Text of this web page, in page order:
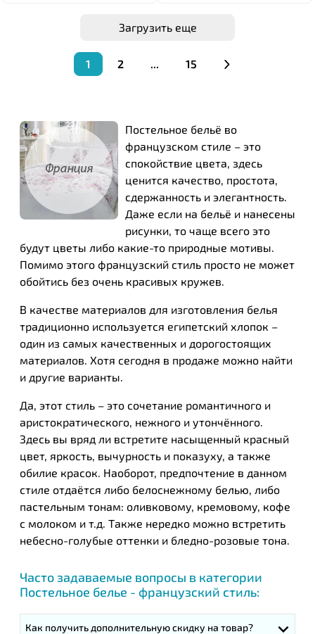
Загрузить еще
1 2 ... 15
Постельное бельё во
французском стиле – это
спокойствие цвета, здесь
ценится качество, простота,
сдержанность и элегантность.
Даже если на бельё и нанесены
рисунки, то чаще всего это
будут цветы либо какие-то природные мотивы.
Помимо этого французский стиль просто не может
обойтись без очень красивых кружев.
В качестве материалов для изготовления белья
традиционно используется египетский хлопок –
один из самых качественных и дорогостоящих
материалов. Хотя сегодня в продаже можно найти
и другие варианты.
Да, этот стиль – это сочетание романтичного и
аристократического, нежного и утончённого.
Здесь вы вряд ли встретите насыщенный красный
цвет, яркость, вычурность и показуху, а также
обилие красок. Наоборот, предпочтение в данном
стиле отдаётся либо белоснежному белью, либо
пастельным тонам: оливковому, кремовому, кофе
с молоком и т.д. Также нередко можно встретить
небесно-голубые оттенки и бледно-розовые тона.
Часто задаваемые вопросы в категории
Постельное белье - французский стиль:
Как получить дополнительную скидку на товар?